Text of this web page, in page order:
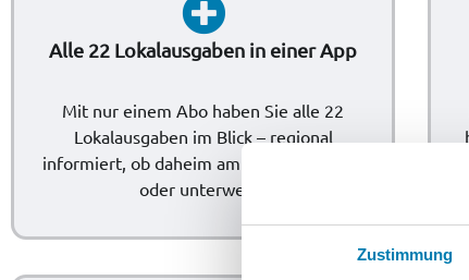
Zustimmung
Alle 22 Lokalausgaben in einer App
Mit nur einem Abo haben Sie alle 22
Lokalausgaben im Blick – regional
informiert, ob daheim am Frühstückstisch
oder unterwegs.